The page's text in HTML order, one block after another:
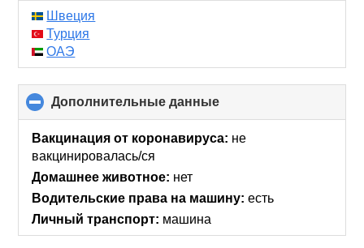
Швеция
Турция
ОАЭ
Дополнительные данные
to
collapse
Вакцинация от коронавируса: не
вакцинировалась/ся
Домашнее животное: нет
Водительские права на машину: есть
Личный транспорт: машина